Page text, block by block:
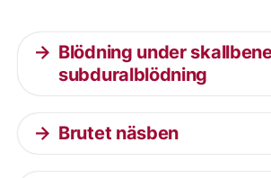
Blödning under
subduralblödning
Brutet näsben